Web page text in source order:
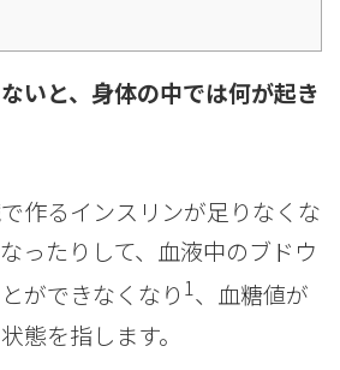
いと、身体の中では何が起き
作るインスリンが足りなくな
ったりして、血液中のブドウ
ができなくなり 1、血糖値が
態を指します。